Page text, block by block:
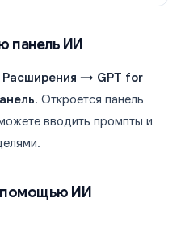
панель ИИ
Расширения → GPT for
. Откроется панель
вводить промпты и
помощью ИИ